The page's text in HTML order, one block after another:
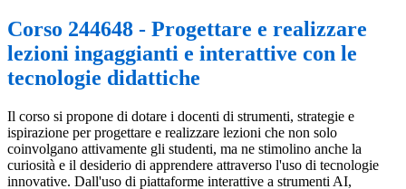
Corso 244648 - Progettare e realizzare
lezioni ingaggianti e interattive con le
tecnologie didattiche
Il corso si propone di dotare i docenti di strumenti, strategie e
ispirazione per progettare e realizzare lezioni che non solo
coinvolgano attivamente gli studenti, ma ne stimolino anche la
curiosità e il desiderio di apprendere attraverso l'uso di tecnologie
innovative. Dall'uso di piattaforme interattive a strumenti AI,